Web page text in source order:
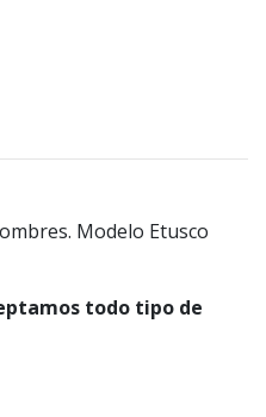
Modelo Etusco
todo tipo de